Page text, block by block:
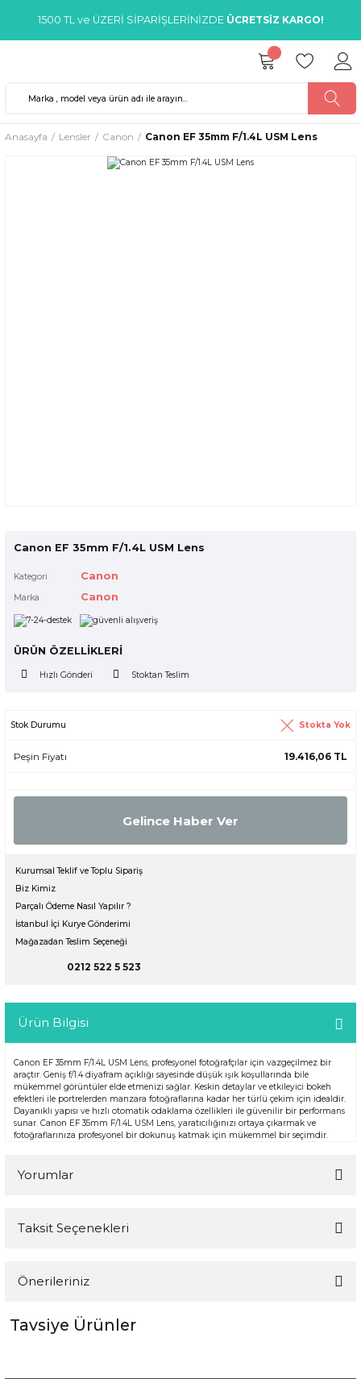
1500 TL ve ÜZERİ SİPARİŞLERİNİZDE ÜCRETSİZ KARGO!
Anasayfa Lensler Canon Canon EF 35mm F/1.4L USM Lens
Canon EF 35mm F/1.4L USM Lens
Kategori Canon
Marka Canon
ÜRÜN ÖZELLİKLERİ
Hızlı Gönderi Stoktan Teslim
Stok Durumu Stokta Yok
Peşin Fiyatı 19.416,06 TL
Gelince Haber Ver
Kurumsal Teklif ve Toplu Sipariş
Biz Kimiz
Parçalı Ödeme Nasıl Yapılır ?
İstanbul İçi Kurye Gönderimi
Mağazadan Teslim Seçeneği
0212 522 5 523
Ürün Bilgisi
Canon EF 35mm F/1.4L USM Lens, profesyonel fotoğrafçılar için vazgeçilmez bir
araçtır. Geniş f/1.4 diyafram açıklığı sayesinde düşük ışık koşullarında bile
mükemmel görüntüler elde etmenizi sağlar. Keskin detaylar ve etkileyici bokeh
efektleri ile portrelerden manzara fotoğraflarına kadar her türlü çekim için idealdir.
Dayanıklı yapısı ve hızlı otomatik odaklama özellikleri ile güvenilir bir performans
sunar. Canon EF 35mm F/1.4L USM Lens, yaratıcılığınızı ortaya çıkarmak ve
fotoğraflarınıza profesyonel bir dokunuş katmak için mükemmel bir seçimdir.
Yorumlar
Taksit Seçenekleri
Önerileriniz
Bu ürünün fiyat bilgisi, resim, ürün açıklamalarında ve diğer
konularda yetersiz gördüğünüz noktaları öneri formunu
Tavsiye Ürünler